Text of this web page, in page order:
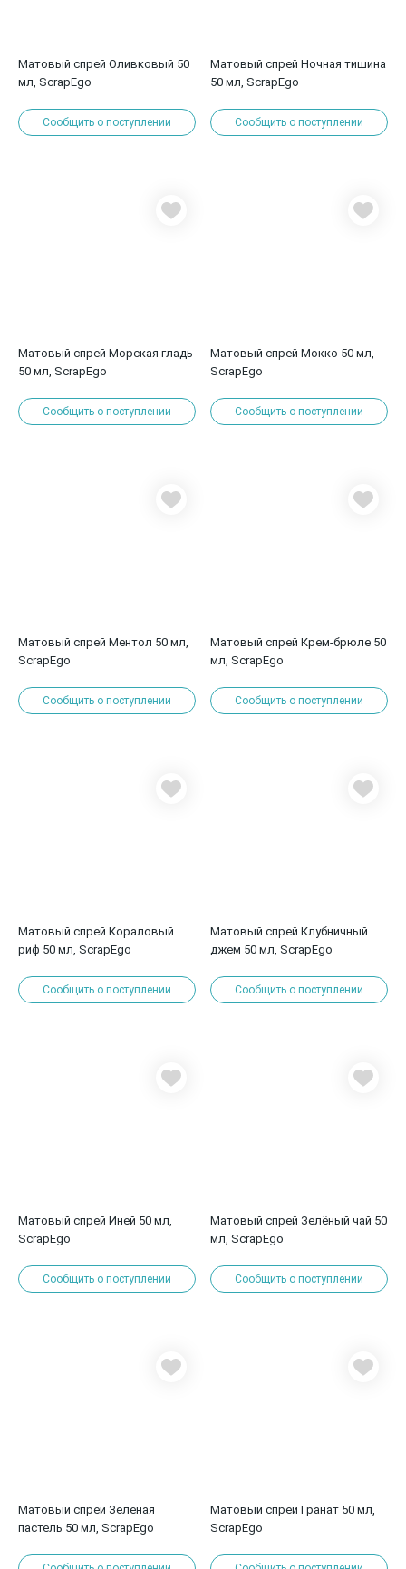
Матовый спрей Оливковый 50
мл, ScrapEgo
Сообщить о поступлении
Матовый спрей Ночная тишина
50 мл, ScrapEgo
Сообщить о поступлении
Матовый спрей Морская гладь
50 мл, ScrapEgo
Сообщить о поступлении
Матовый спрей Мокко 50 мл,
ScrapEgo
Сообщить о поступлении
Матовый спрей Ментол 50 мл,
ScrapEgo
Сообщить о поступлении
Матовый спрей Крем-брюле 50
мл, ScrapEgo
Сообщить о поступлении
Матовый спрей Кораловый
риф 50 мл, ScrapEgo
Сообщить о поступлении
Матовый спрей Клубничный
джем 50 мл, ScrapEgo
Сообщить о поступлении
Матовый спрей Иней 50 мл,
ScrapEgo
Сообщить о поступлении
Матовый спрей Зелёный чай 50
мл, ScrapEgo
Сообщить о поступлении
Матовый спрей Зелёная
пастель 50 мл, ScrapEgo
Матовый спрей Гранат 50 мл,
ScrapEgo